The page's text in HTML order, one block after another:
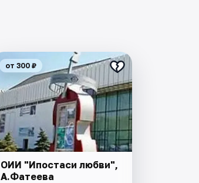
от 300 ₽
ОИИ "Ипостаси любви",
А.Фатеева